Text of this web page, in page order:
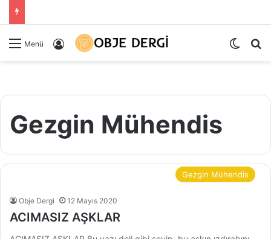
Menü Kayıt Ol Dış
Gezgin Mühendis
Gezgin Mühendis
Obje Dergi 12 Mayıs 2020
ACIMASIZ AŞKLAR